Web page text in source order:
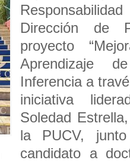
Dirección de
proyecto
Aprendizaje
Inferencia a
iniciativa
Soledad
la PUCV,
candidato a